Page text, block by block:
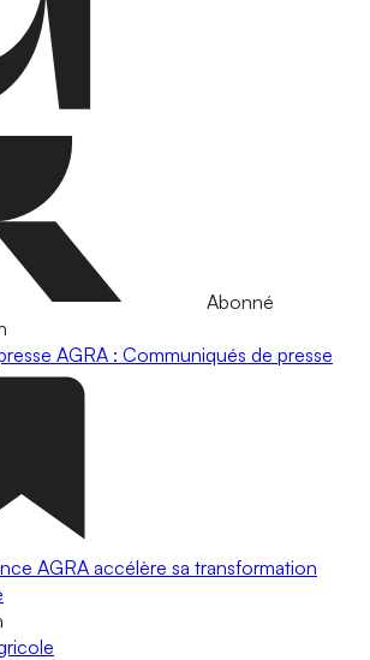
Abonné
AGRA : Communiqués de presse
AGRA accélère sa transformation